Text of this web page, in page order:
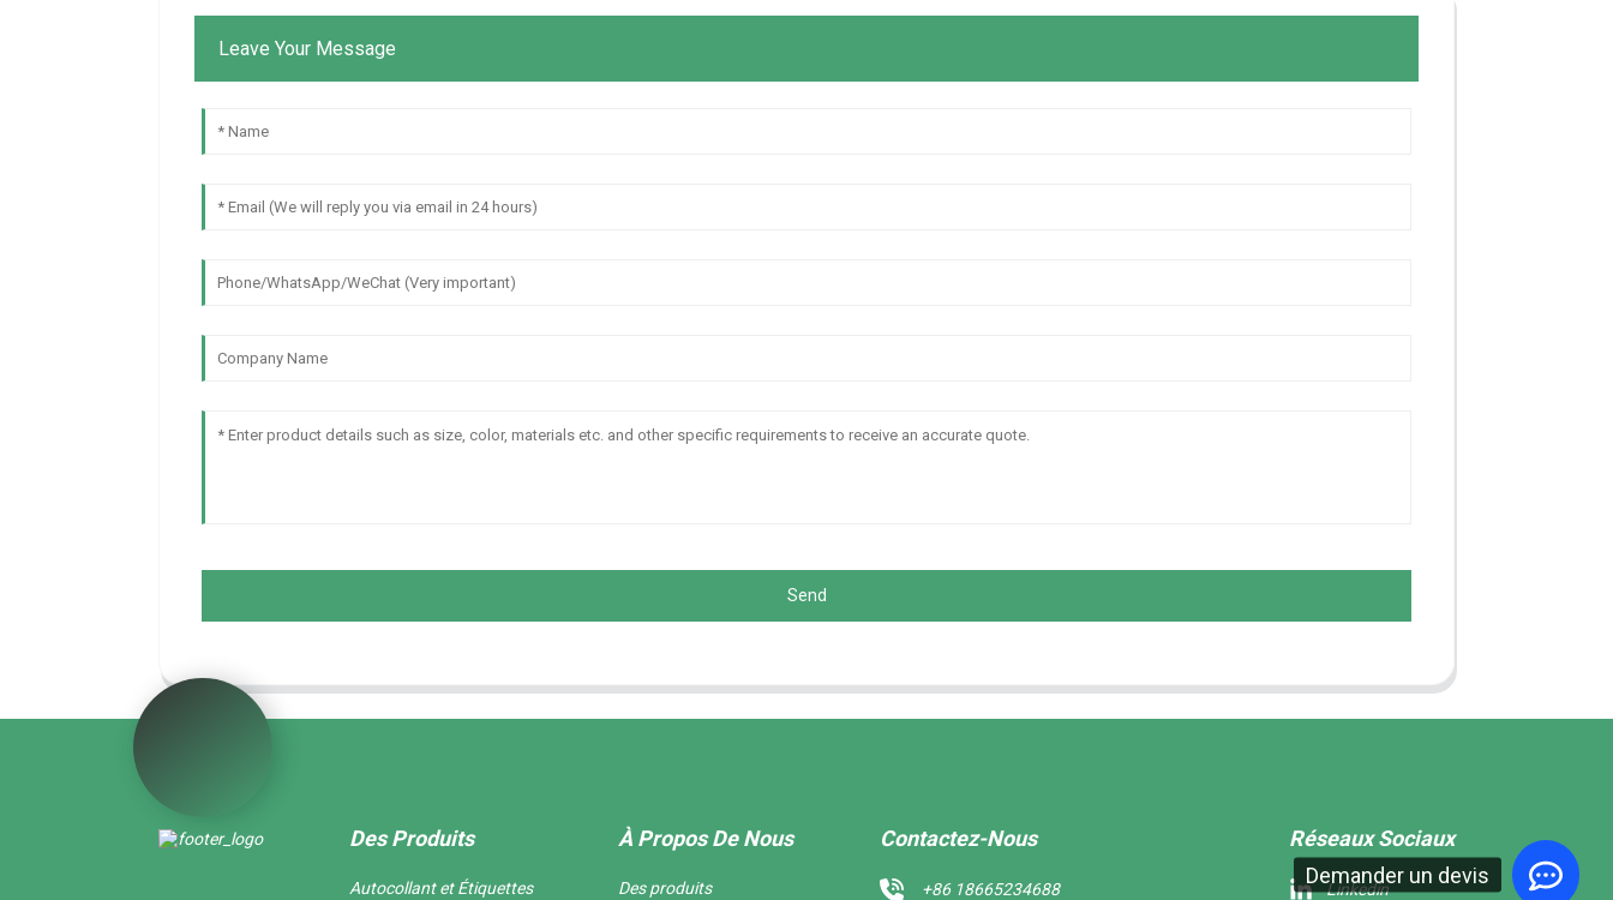
Demander un devis
Leave Your Message
Send
Des Produits
Autocollant et Étiquettes
À Propos De Nous
Des produits
Contactez-Nous
+86 18665234688
Réseaux Sociaux
Linkedin